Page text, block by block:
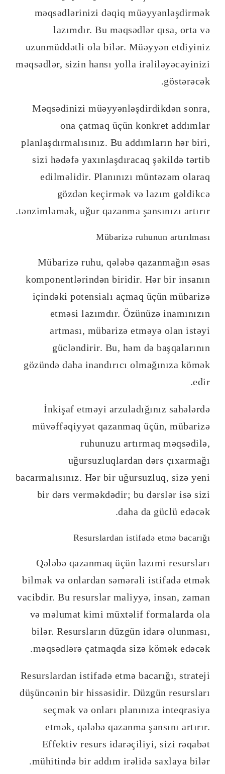
məqsədlərinizi dəqiq müəyyənləşdirmək
lazımdır. Bu məqsədlər qısa, orta və
uzunmüddətli ola bilər. Müəyyən etdiyiniz
məqsədlər, sizin hansı yolla irəliləyəcəyinizi
göstərəcək.
Məqsədinizi müəyyənləşdirdikdən sonra,
ona çatmaq üçün konkret addımlar
planlaşdırmalısınız. Bu addımların hər biri,
sizi hədəfə yaxınlaşdıracaq şəkildə tərtib
edilməlidir. Planınızı müntəzəm olaraq
gözdən keçirmək və lazım gəldikcə
tənzimləmək, uğur qazanma şansınızı artırır.
Mübarizə ruhunun artırılması
Mübarizə ruhu, qələbə qazanmağın əsas
komponentlərindən biridir. Hər bir insanın
içindəki potensialı açmaq üçün mübarizə
etməsi lazımdır. Özünüzə inamınızın
artması, mübarizə etməyə olan istəyi
gücləndirir. Bu, həm də başqalarının
gözündə daha inandırıcı olmağınıza kömək
edir.
İnkişaf etməyi arzuladığınız sahələrdə
müvəffəqiyyət qazanmaq üçün, mübarizə
ruhunuzu artırmaq məqsədilə,
uğursuzluqlardan dərs çıxarmağı
bacarmalısınız. Hər bir uğursuzluq, sizə yeni
bir dərs verməkdədir; bu dərslər isə sizi
daha da güclü edəcək.
Resurslardan istifadə etmə bacarığı
Qələbə qazanmaq üçün lazımi resursları
bilmək və onlardan səmərəli istifadə etmək
vacibdir. Bu resurslar maliyyə, insan, zaman
və məlumat kimi müxtəlif formalarda ola
bilər. Resursların düzgün idarə olunması,
məqsədlərə çatmaqda sizə kömək edəcək.
Resurslardan istifadə etmə bacarığı, strateji
düşüncənin bir hissəsidir. Düzgün resursları
seçmək və onları planınıza inteqrasiya
etmək, qələbə qazanma şansını artırır.
Effektiv resurs idarəçiliyi, sizi rəqabət
mühitində bir addım irəlidə saxlaya bilər.